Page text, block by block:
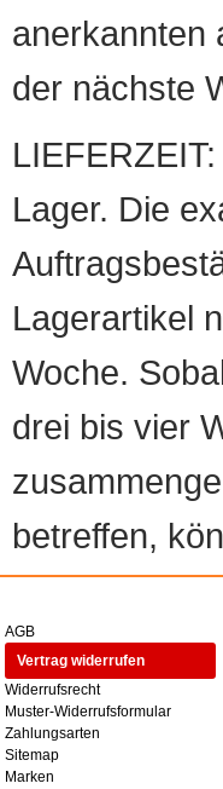
anerkannten
der nächste
Lager. Die
Lagerartikel
Woche.
drei bis vier
betreffen,
AGB
Vertrag widerrufen
Widerrufsrecht
Muster-Widerrufsformular
Zahlungsarten
Sitemap
Marken